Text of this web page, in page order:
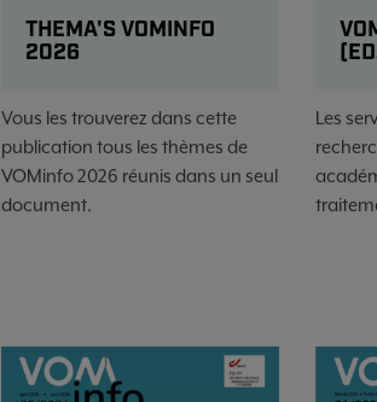
THEMA'S VOMINFO
2026
Vous les trouverez dans cette
publication tous les thèmes de
VOMinfo 2026 réunis dans un seul
document.
Les